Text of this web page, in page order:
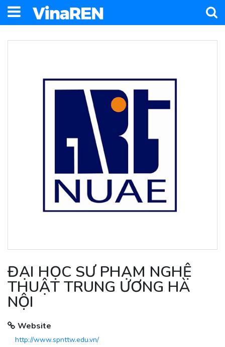
ĐẠI HỌC SƯ PHẠM NGHỆ
THUẬT TRUNG ƯƠNG HÀ
NỘI
Website
http://www.spnttw.edu.vn/